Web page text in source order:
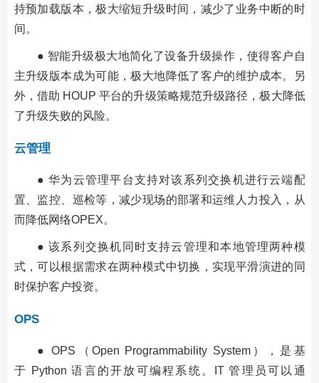
持预加载版本，极大缩短升级时间，减少了业务中断的时
间。
● 智能升级极大地简化了设备升级操作，使得客户自
主升级版本成为可能，极大地降低了客户的维护成本。另
外，借助 HOUP 平台的升级策略规范升级路径，极大降低
了升级失败的风险。
云管理
● 华为云管理平台支持对该系列交换机进行云端配
置、监控、巡检等，减少现场的部署和运维人力投入，从
而降低网络OPEX。
● 该系列交换机同时支持云管理和本地管理两种模
式，可以根据需求在两种模式中切换，实现平滑演进的同
时保护客户投资。
OPS
● OPS（Open Programmability System），是基
于 Python 语言的开放可编程系统。IT 管理员可以通